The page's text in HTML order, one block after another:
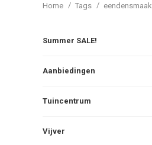
Home / Tags / eendensmaak
Summer SALE!
Aanbiedingen
Tuincentrum
Vijver